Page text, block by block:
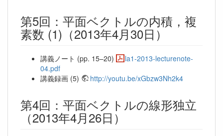
第5回：平面ベクトルの内積，複
素数 (1)（2013年4月30日）
講義ノート (pp. 15–20)
la1-2013-lecturenote-
04.pdf
講義録画 (5)
http://youtu.be/xGbzw3Nh2k4
第4回：平面ベクトルの線形独立
（2013年4月26日）